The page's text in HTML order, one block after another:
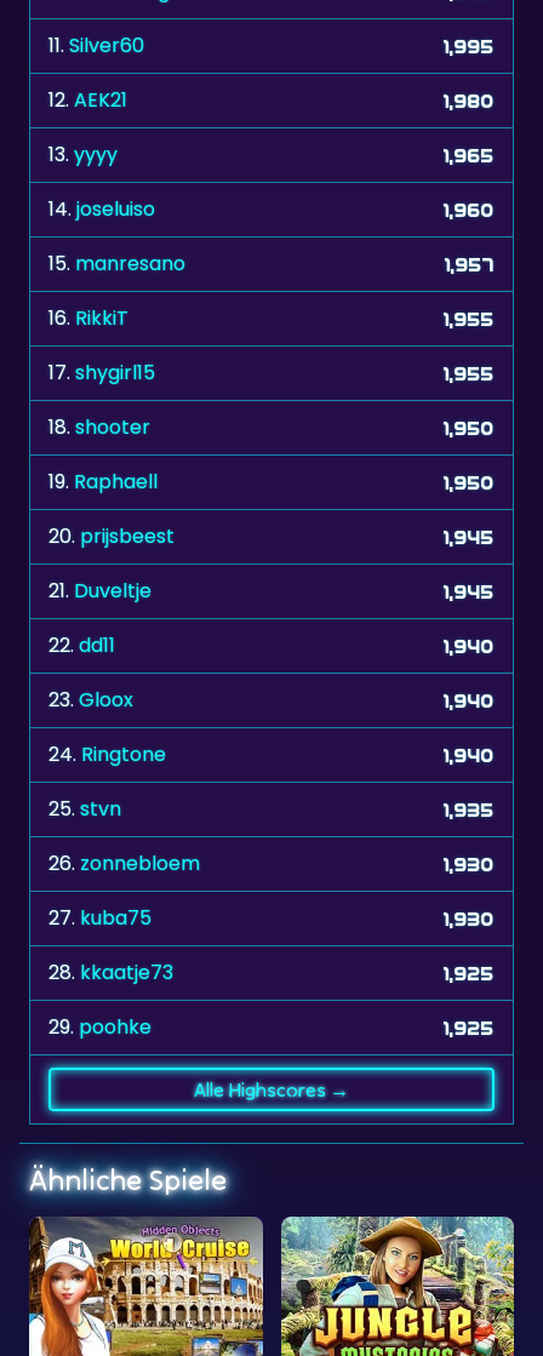
12.AEK21 1,980
13. yyyy 1,965
14.joseluiso 1,960
15. manresano 1,957
16. RikkiT 1,955
17. shygirl15 1,955
18. shooter 1,950
19. Raphaell 1,950
20.prijsbeest 1,945
21. Duveltje 1,945
22.dd11 1,940
23. Gloox 1,940
24.Ringtone 1,940
25. stvn 1,935
26. zonnebloem 1,930
27. kuba75 1,930
28. kkaatje73 1,925
29. poohke 1,925
Ähnliche Spiele
Dschungelgeheimnisse Crosswords 2